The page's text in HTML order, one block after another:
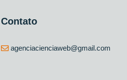
Contato
agenciacienciaweb@gmail.com